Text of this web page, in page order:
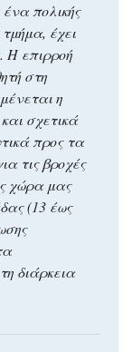
πολικής
έχει
Η επιρροή
στη
η
σχετικά
προς τα
τις βροχές
χώρα μας
(13 έως
διάρκεια